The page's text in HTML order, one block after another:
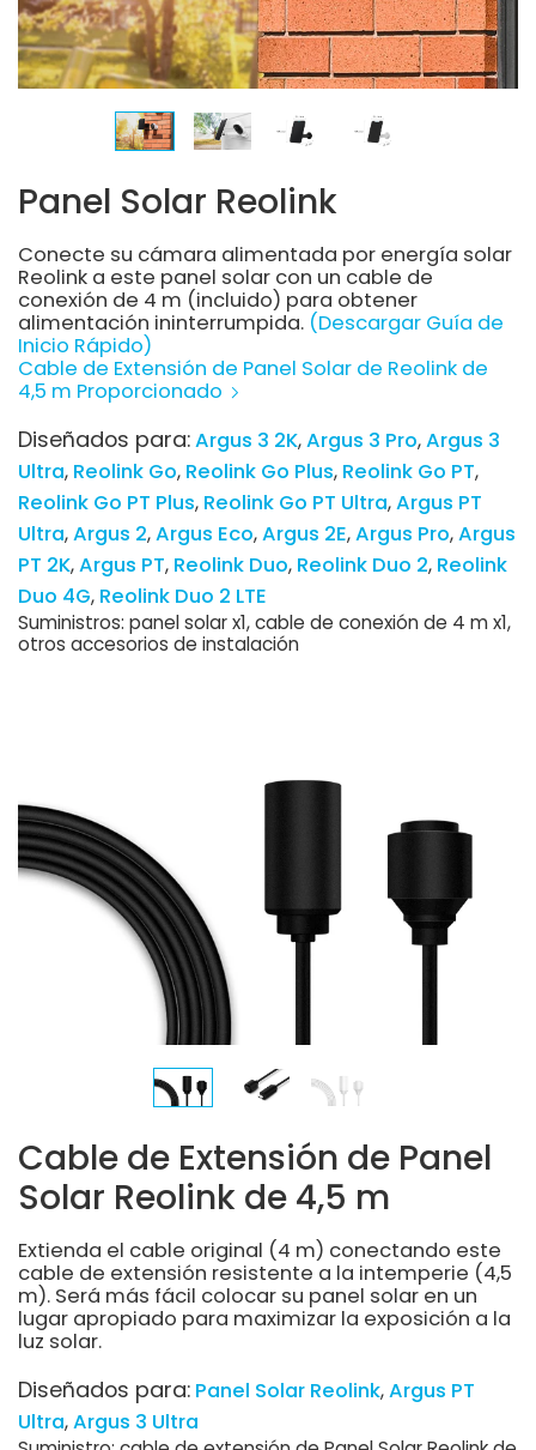
Panel Solar Reolink
Conecte su cámara alimentada por energía solar
Reolink a este panel solar con un cable de
conexión de 4 m (incluido) para obtener
alimentación ininterrumpida. (Descargar Guía de
Inicio Rápido)
Cable de Extensión de Panel Solar de Reolink de
4,5 m Proporcionado
Diseñados para:Argus 3 2K Argus 3 Pro Argus 3
Ultra Reolink Go Reolink Go Plus Reolink Go PT
Reolink Go PT Plus Reolink Go PT Ultra Argus PT
Ultra Argus 2 Argus Eco Argus 2E Argus Pro Argus
PT 2K Argus PT Reolink Duo Reolink Duo 2 Reolink
Duo 4G Reolink Duo 2 LTE
Suministros: panel solar x1, cable de conexión de 4 m x1,
otros accesorios de instalación
Cable de Extensión de Panel
Solar Reolink de 4,5 m
Extienda el cable original (4 m) conectando este
cable de extensión resistente a la intemperie (4,5
m). Será más fácil colocar su panel solar en un
lugar apropiado para maximizar la exposición a la
luz solar.
Diseñados para: Panel Solar Reolink Argus PT
Ultra Argus 3 Ultra